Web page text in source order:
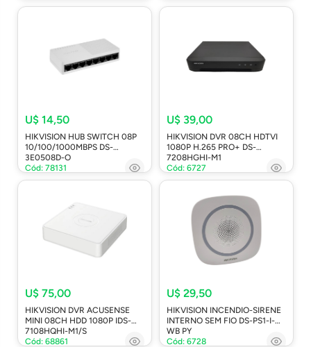
U$ 14,50
HIKVISION HUB SWITCH 08P
10/100/1000MBPS DS-
3E0508D-O
Cód: 78131
U$ 39,00
HIKVISION DVR 08CH HDTVI
1080P H.265 PRO+ DS-
7208HGHI-M1
Cód: 6727
U$ 75,00
HIKVISION DVR ACUSENSE
MINI 08CH HDD 1080P IDS-
7108HQHI-M1/S
Cód: 68861
U$ 29,50
HIKVISION INCENDIO-SIRENE
INTERNO SEM FIO DS-PS1-I-
WB PY
Cód: 6728